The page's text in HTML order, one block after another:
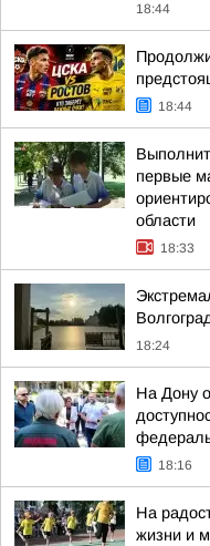
18:44
18:44
первые
области
18:33
18:24
На Дону
18:16
На
жизни и